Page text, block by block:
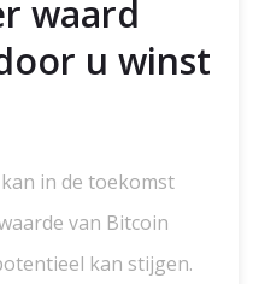
waard
u winst
in de toekomst
van Bitcoin
kan stijgen.